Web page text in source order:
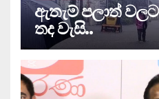
ඇතැම් පලාත්
තද වැසි..